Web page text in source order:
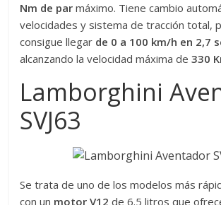
Nm de par máximo. Tiene cambio
velocidades y sistema de tracción total,
consigue llegar de 0 a 100 km/h en 2,7
alcanzando la velocidad máxima de330
Lamborghini
SVJ63
Se trata de uno de los modelos más
con un motor V12 de 6.5 litros que